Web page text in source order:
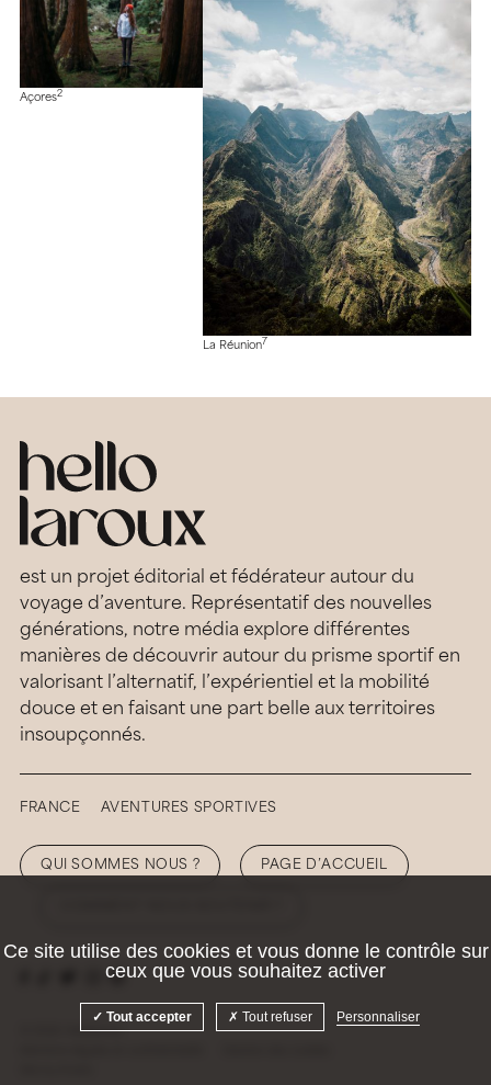
Açores2
La Réunion7
est un projet éditorial et fédérateur autour du
voyage d’aventure. Représentatif des nouvelles
générations, notre média explore différentes
manières de découvrir autour du prisme sportif en
valorisant l’alternatif, l’expérientiel et la mobilité
douce et en faisant une part belle aux territoires
insoupçonnés.
FRANCE AVENTURES SPORTIVES
QUI SOMMES NOUS ? PAGE D’ACCUEIL
© 2026 Hellolaroux
Ce site utilise des cookies et vous donne le contrôle sur
ceux que vous souhaitez activer
Tout accepter Tout refuser Personnaliser